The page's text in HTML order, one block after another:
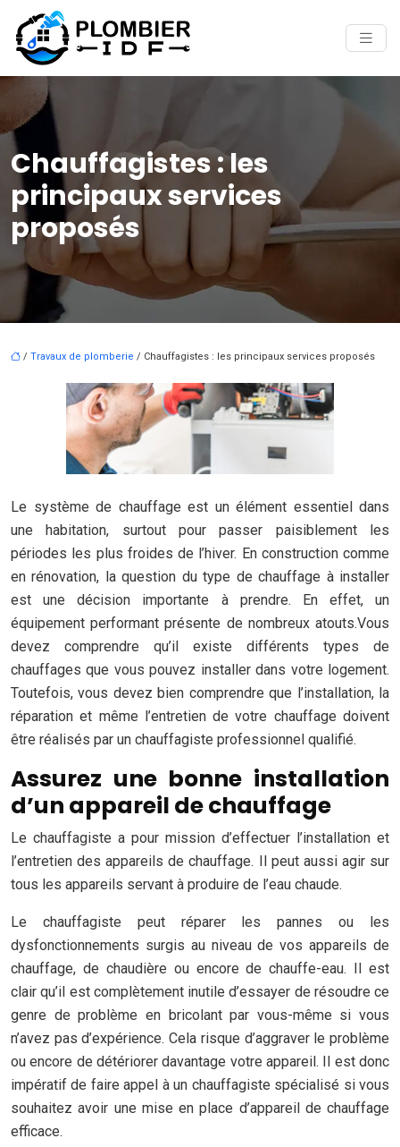
Chauffagistes : les
principaux services
proposés
/ Travaux de plomberie / Chauffagistes : les principaux services proposés
Le système de chauffage est un élément essentiel dans
une habitation, surtout pour passer paisiblement les
périodes les plus froides de l’hiver. En construction comme
en rénovation, la question du type de chauffage à installer
est une décision importante à prendre. En effet, un
équipement performant présente de nombreux atouts.Vous
devez comprendre qu’il existe différents types de
chauffages que vous pouvez installer dans votre logement.
Toutefois, vous devez bien comprendre que l’installation, la
réparation et même l’entretien de votre chauffage doivent
être réalisés par un chauffagiste professionnel qualifié.
Assurez une bonne installation
d’un appareil de chauffage
Le chauffagiste a pour mission d’effectuer l’installation et
l’entretien des appareils de chauffage. Il peut aussi agir sur
tous les appareils servant à produire de l’eau chaude.
Le chauffagiste peut réparer les pannes ou les
dysfonctionnements surgis au niveau de vos appareils de
chauffage, de chaudière ou encore de chauffe-eau. Il est
clair qu’il est complètement inutile d’essayer de résoudre ce
genre de problème en bricolant par vous-même si vous
n’avez pas d’expérience. Cela risque d’aggraver le problème
ou encore de détériorer davantage votre appareil. Il est donc
impératif de faire appel à un chauffagiste spécialisé si vous
souhaitez avoir une mise en place d’appareil de chauffage
efficace.